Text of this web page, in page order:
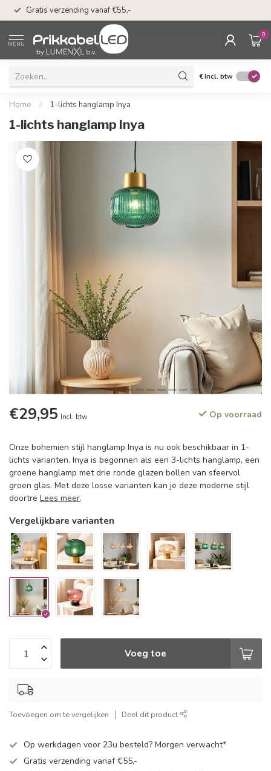
Gratis verzending vanaf €55,-
MENU
0
€Incl. btw
Home / 1-lichts hanglamp Inya
1-lichts hanglamp Inya
€29,95 Incl. btw Op voorraad
Onze bohemien stijl hanglamp Inya is nu ook beschikbaar in 1-
lichts varianten. Inya is begonnen als een 3-lichts hanglamp, een
groene hanglamp met drie ronde glazen bollen van sfeervol
groen glas. Met deze losse varianten kan je deze moderne stijl
doortre Lees meer.
Vergelijkbare varianten
Voeg toe
Toevoegen om te vergelijken Deel dit product
Op werkdagen voor 23u besteld? Morgen verwacht*
Gratis verzending vanaf €55,-